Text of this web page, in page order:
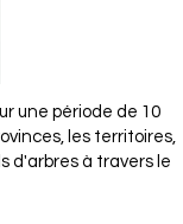
une période de 10
les territoires,
d'arbres à travers le